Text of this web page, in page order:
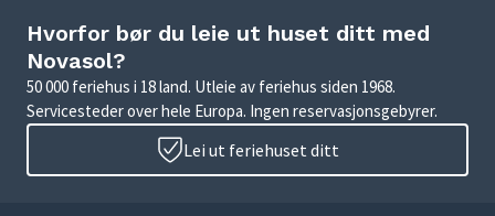
Hvorfor bør du leie ut huset ditt med
Novasol?
50 000 feriehus i 18 land. Utleie av feriehus siden 1968.
Servicesteder over hele Europa. Ingen reservasjonsgebyrer.
Lei ut feriehuset ditt